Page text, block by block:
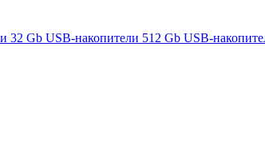
32 Gb USB-накопители 512 Gb USB-